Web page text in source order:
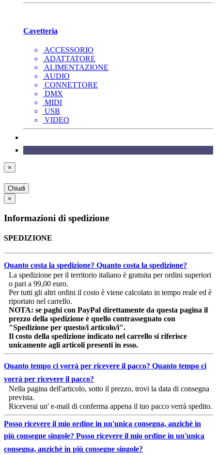
Cavetteria
ACCESSORIO
ADATTATORE
ALIMENTAZIONE
AUDIO
CONNETTORE
DMX
MIDI
USB
VIDEO
×
Chiudi
×
Informazioni di spedizione
SPEDIZIONE
Quanto costa la spedizione? Quanto costa la spedizione?
La spedizione per il territorio italiano è gratuita per ordini superiori
o pari a 99,00 euro.
Per tutti gli altri ordini il costo è viene calcolato in tempo reale ed è
riportato nel carrello.
NOTA: se paghi con PayPal direttamente da questa pagina il
prezzo della spedizione è quello contrassegnato con
"Spedizione per questo/i articolo/i".
Il costo della spedizione indicato nel carrello si riferisce
unicamente agli articoli presenti in esso.
Quanto tempo ci vorrà per ricevere il pacco? Quanto tempo ci
vorrà per ricevere il pacco?
Nella pagina dell'articolo, sotto il prezzo, trovi la data di consegna
prevista.
Riceverai un' e-mail di conferma appena il tuo pacco verrà spedito.
Posso ricevere il mio ordine in un'unica consegna, anzichè in
più consegne singole? Posso ricevere il mio ordine in un'unica
consegna, anzichè in più consegne singole?